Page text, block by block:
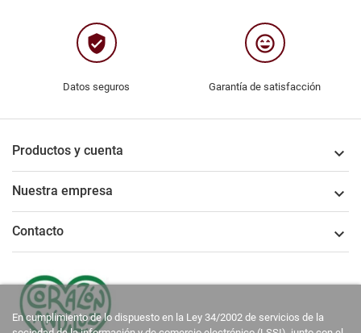
verified_user
Datos seguros
sentiment_very_satisfied
Garantía de satisfacción
Productos y cuenta 
Nuestra empresa 
Contacto 
En cumplimiento de lo dispuesto en la Ley 34/2002 de servicios de la